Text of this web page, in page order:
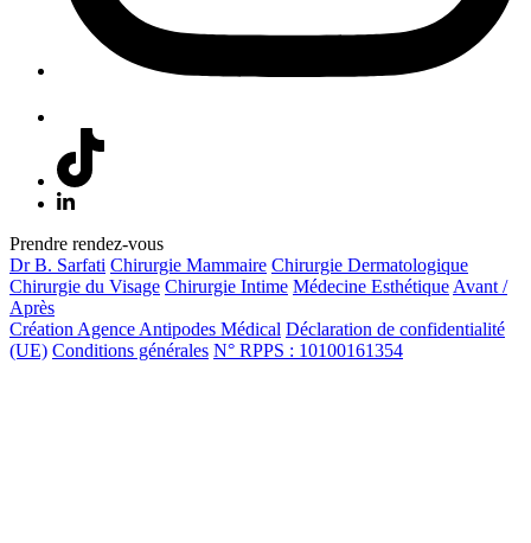
Prendre rendez-vous
Dr B. Sarfati Chirurgie Mammaire Chirurgie Dermatologique
Chirurgie du Visage Chirurgie Intime Médecine Esthétique Avant /
Après
Création Agence Antipodes Médical Déclaration de confidentialité
(UE) Conditions générales N° RPPS : 10100161354